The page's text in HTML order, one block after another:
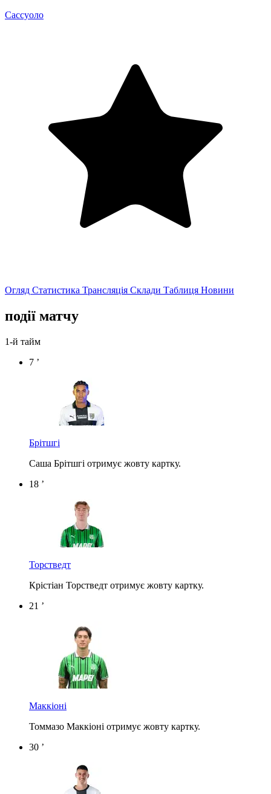
Сассуоло
Огляд Статистика Трансляція Склади Таблиця Новини
події матчу
1-й тайм
7 ’
Брітшгі
Саша Брітшгі отримує жовту картку.
18 ’
Торстведт
Крістіан Торстведт отримує жовту картку.
21 ’
Маккіоні
Томмазо Маккіоні отримує жовту картку.
30 ’